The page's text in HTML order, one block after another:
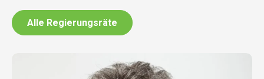
Alle Regierungsräte